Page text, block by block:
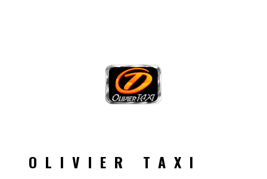
OLIVIER TAXI